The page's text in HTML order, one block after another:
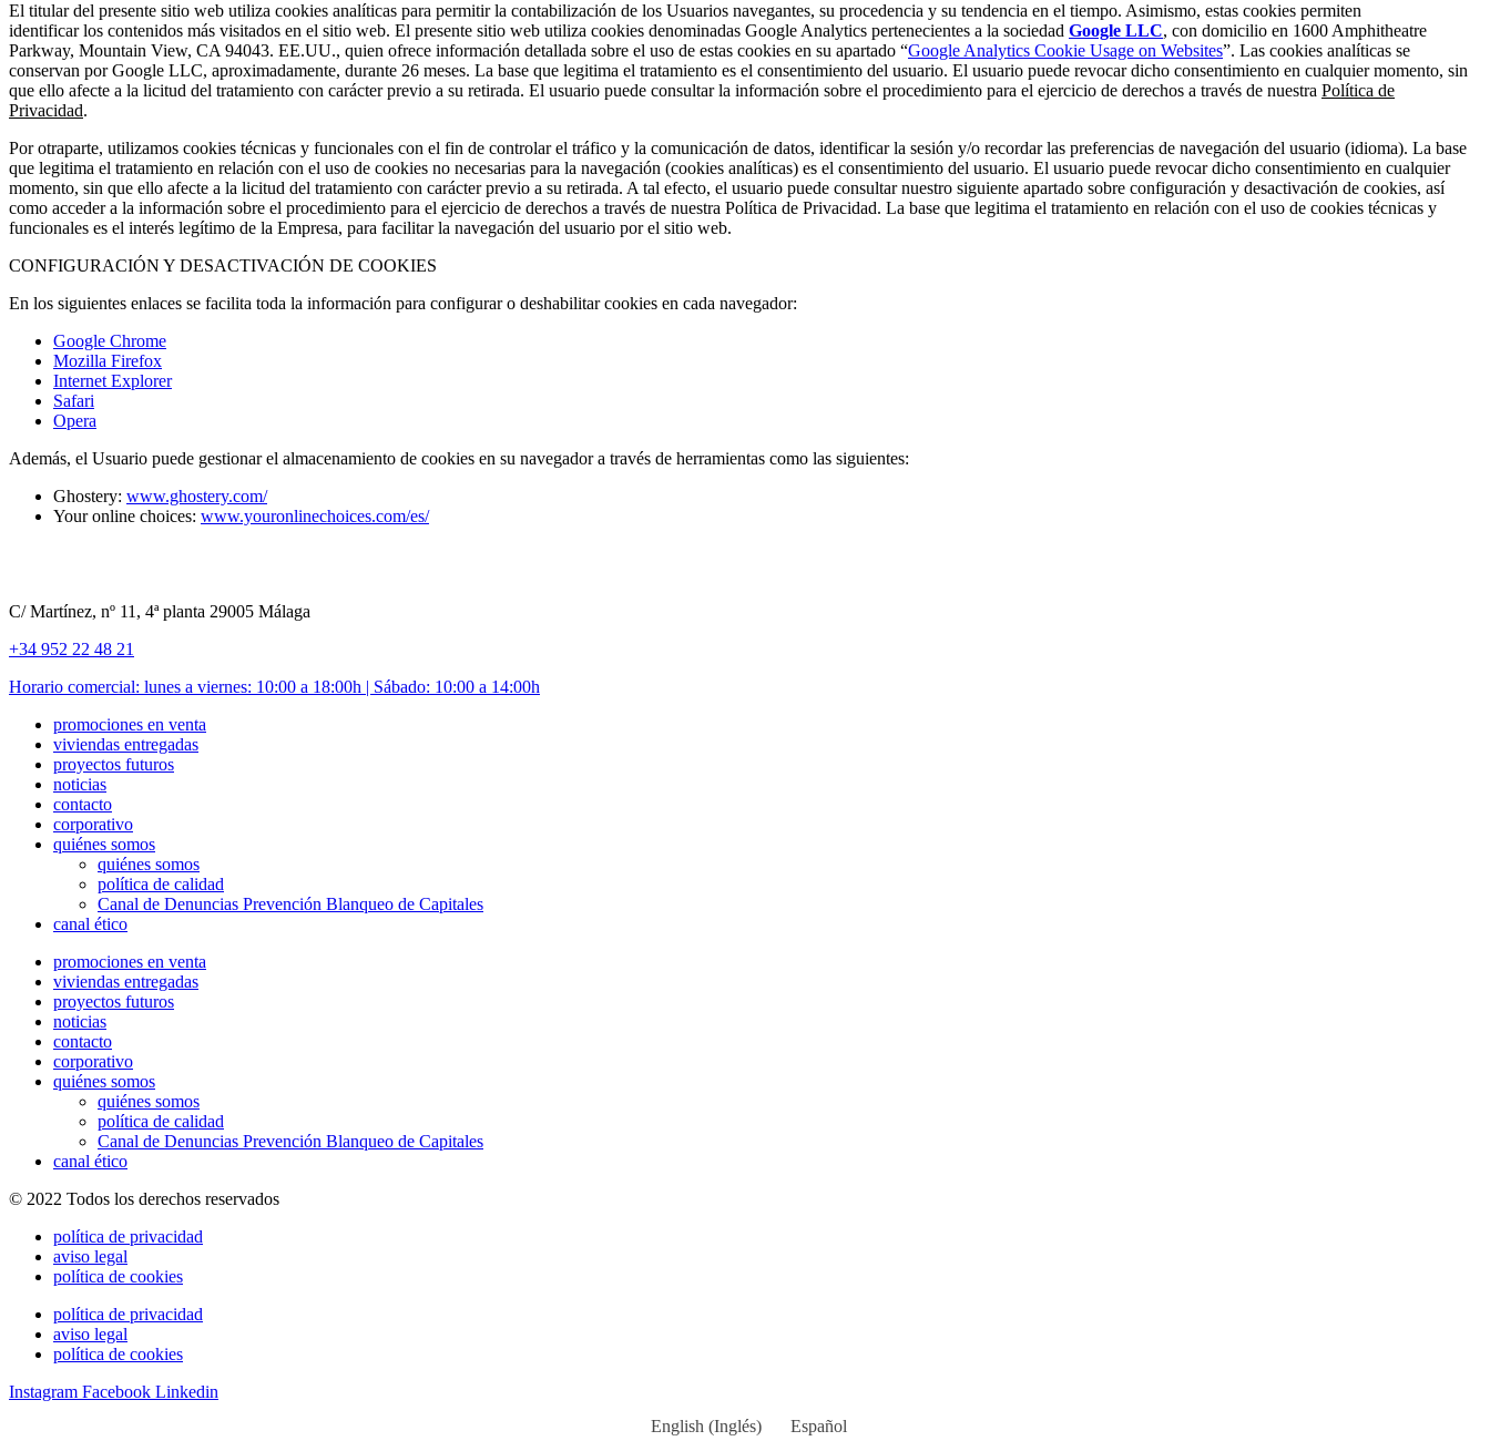
El titular del presente sitio web utiliza cookies analíticas para permitir la contabilización de los Usuarios navegantes, su procedencia y su tendencia en el tiempo. Asimismo, estas cookies permiten
identificar los contenidos más visitados en el sitio web. El presente sitio web utiliza cookies denominadas Google Analytics pertenecientes a la sociedad Google LLC, con domicilio en 1600 Amphitheatre
Parkway, Mountain View, CA 94043. EE.UU., quien ofrece información detallada sobre el uso de estas cookies en su apartado “Google Analytics Cookie Usage on Websites”. Las cookies analíticas se
conservan por Google LLC, aproximadamente, durante 26 meses. La base que legitima el tratamiento es el consentimiento del usuario. El usuario puede revocar dicho consentimiento en cualquier momento, sin
que ello afecte a la licitud del tratamiento con carácter previo a su retirada. El usuario puede consultar la información sobre el procedimiento para el ejercicio de derechos a través de nuestra Política de
Privacidad.
Por otraparte, utilizamos cookies técnicas y funcionales con el fin de controlar el tráfico y la comunicación de datos, identificar la sesión y/o recordar las preferencias de navegación del usuario (idioma). La base
que legitima el tratamiento en relación con el uso de cookies no necesarias para la navegación (cookies analíticas) es el consentimiento del usuario. El usuario puede revocar dicho consentimiento en cualquier
momento, sin que ello afecte a la licitud del tratamiento con carácter previo a su retirada. A tal efecto, el usuario puede consultar nuestro siguiente apartado sobre configuración y desactivación de cookies, así
como acceder a la información sobre el procedimiento para el ejercicio de derechos a través de nuestra Política de Privacidad. La base que legitima el tratamiento en relación con el uso de cookies técnicas y
funcionales es el interés legítimo de la Empresa, para facilitar la navegación del usuario por el sitio web.
CONFIGURACIÓN Y DESACTIVACIÓN DE COOKIES
En los siguientes enlaces se facilita toda la información para configurar o deshabilitar cookies en cada navegador:
Google Chrome
Mozilla Firefox
Internet Explorer
Safari
Opera
Además, el Usuario puede gestionar el almacenamiento de cookies en su navegador a través de herramientas como las siguientes:
Ghostery: www.ghostery.com/
Your online choices: www.youronlinechoices.com/es/
C/ Martínez, nº 11, 4ª planta 29005 Málaga
+34 952 22 48 21
Horario comercial: lunes a viernes: 10:00 a 18:00h | Sábado: 10:00 a 14:00h
promociones en venta
viviendas entregadas
proyectos futuros
noticias
contacto
corporativo
quiénes somos
quiénes somos
política de calidad
Canal de Denuncias Prevención Blanqueo de Capitales
canal ético
promociones en venta
viviendas entregadas
proyectos futuros
noticias
contacto
corporativo
quiénes somos
quiénes somos
política de calidad
Canal de Denuncias Prevención Blanqueo de Capitales
canal ético
© 2022 Todos los derechos reservados
política de privacidad
aviso legal
política de cookies
política de privacidad
aviso legal
política de cookies
Instagram Facebook Linkedin
English(Inglés) Español